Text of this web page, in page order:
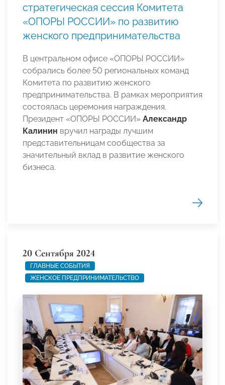
стратегическая сессия Комитета
«ОПОРЫ РОССИИ» по развитию
женского предпринимательства
В центральном офисе «ОПОРЫ РОССИИ»
собрались более 50 региональных команд
Комитета по развитию женского
предпринимательства. В рамках мероприятия
состоялась церемония награждения.
Президент «ОПОРЫ РОССИИ» Александр
Калинин вручил награды лучшим
представительницам сообщества за
значительный вклад в развитие женского
бизнеса.
20 Сентября 2024
ГЛАВНЫЕ СОБЫТИЯ
ЖЕНСКОЕ ПРЕДПРИНИМАТЕЛЬСТВО